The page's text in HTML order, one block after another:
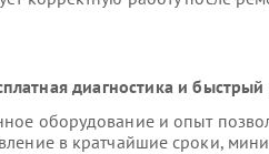
диагностика и
оборудование и опыт
в кратчайшие сроки,